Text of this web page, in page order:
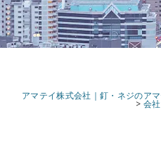
アマテイ株式会社｜釘・ネジのア
> 会